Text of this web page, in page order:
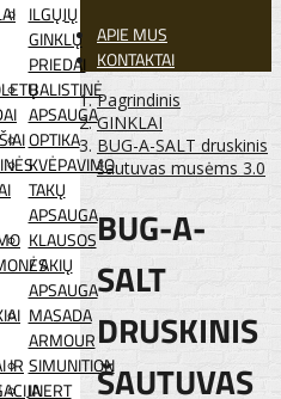
ILGŲJŲ
GINKLŲ
PRIEDAI
BALISTINĖ
APSAUGA
OPTIKA
KVĖPAVIMO
TAKŲ
APSAUGA
KLAUSOS
/ AKIŲ
APSAUGA
MASADA
ARMOUR
IR SIMUNITION
INERT
APIE MUS
KONTAKTAI
Pagrindinis
GINKLAI
BUG-A-SALT druskinis
šautuvas musėms 3.0
BUG-A-
SALT
DRUSKINIS
ŠAUTUVAS